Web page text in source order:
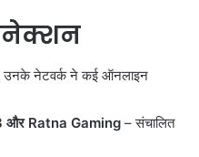
उनके नेटवर्क ने कई ऑनलाइन
और Ratna Gaming – संचालित